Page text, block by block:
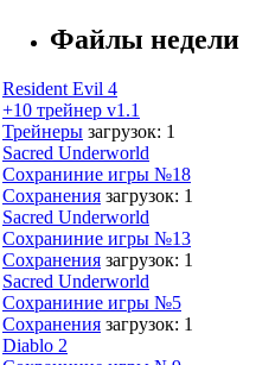
Файлы недели
Resident Evil 4
+10 трейнер v1.1
Трейнеры загрузок: 1
Sacred Underworld
Сохраниние игры №18
Сохранения загрузок: 1
Sacred Underworld
Сохраниние игры №13
Сохранения загрузок: 1
Sacred Underworld
Сохраниние игры №5
Сохранения загрузок: 1
Diablo 2